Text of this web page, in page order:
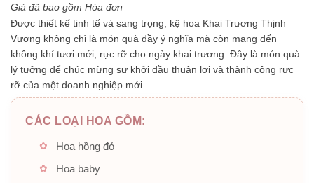
5
sao
Giá đã bao gồm Hóa đơn
Được thiết kế tinh tế và sang trọng, kệ hoa Khai Trương Thịnh
Vượng không chỉ là món quà đầy ý nghĩa mà còn mang đến
không khí tươi mới, rực rỡ cho ngày khai trương. Đây là món quà
lý tưởng để chúc mừng sự khởi đầu thuận lợi và thành công rực
rỡ của một doanh nghiệp mới.
CÁC LOẠI HOA GỒM:
Hoa hồng đỏ
Hoa baby